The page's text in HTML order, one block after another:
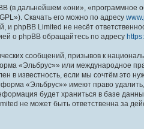
дальнейшем «они», «программное
Скачать его можно по адресу
phpBB Limited не несёт
о phpBB обращайтесь по адресу
сообщений, призывов к
«Эльбрус»» или международное
в известность, если мы сочтём это
«Эльбрус»» имеют право
будет храниться в базе
не может быть ответственна за